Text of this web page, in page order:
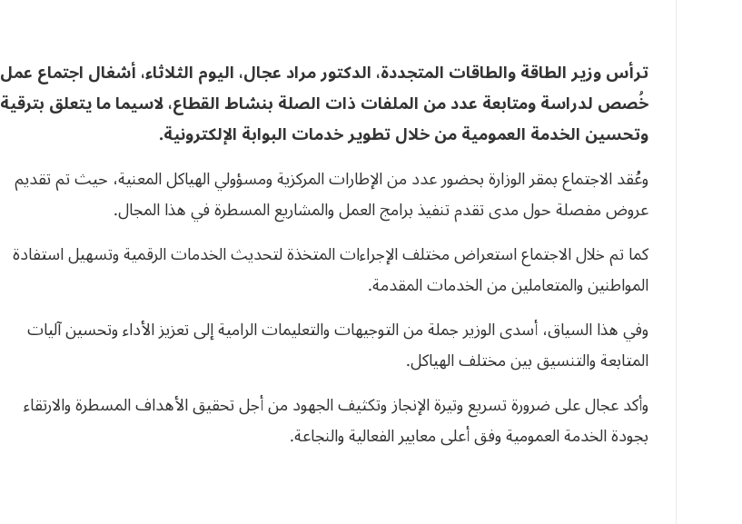
ترأس وزير الطاقة والطاقات المتجددة، الدكتور مراد عجال، اليوم الثلاثاء، أشغال اجتماع عمل
خُصص لدراسة ومتابعة عدد من الملفات ذات الصلة بنشاط القطاع، لاسيما ما يتعلق بترقية
وتحسين الخدمة العمومية من خلال تطوير خدمات البوابة الإلكترونية.
وعُقد الاجتماع بمقر الوزارة بحضور عدد من الإطارات المركزية ومسؤولي الهياكل المعنية، حيث تم تقديم
عروض مفصلة حول مدى تقدم تنفيذ برامج العمل والمشاريع المسطرة في هذا المجال.
كما تم خلال الاجتماع استعراض مختلف الإجراءات المتخذة لتحديث الخدمات الرقمية وتسهيل استفادة
المواطنين والمتعاملين من الخدمات المقدمة.
وفي هذا السياق، أسدى الوزير جملة من التوجيهات والتعليمات الرامية إلى تعزيز الأداء وتحسين آليات
المتابعة والتنسيق بين مختلف الهياكل.
وأكد عجال على ضرورة تسريع وتيرة الإنجاز وتكثيف الجهود من أجل تحقيق الأهداف المسطرة والارتقاء
بجودة الخدمة العمومية وفق أعلى معايير الفعالية والنجاعة.